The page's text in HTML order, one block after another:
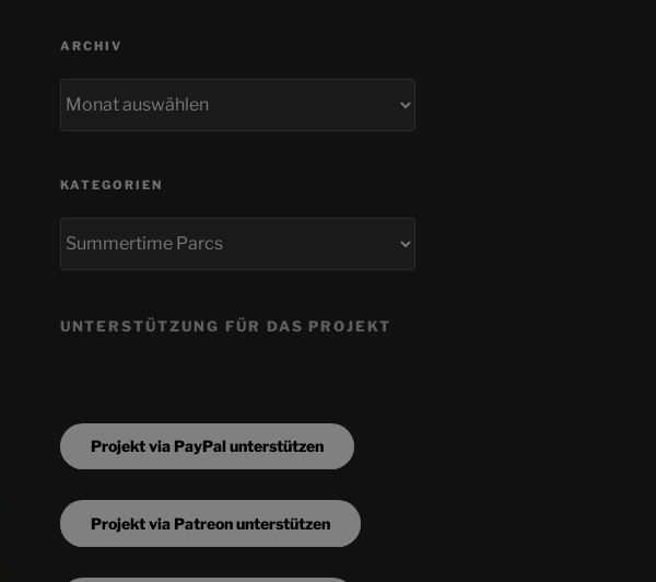
ARCHIV
KATEGORIEN
UNTERSTÜTZUNG FÜR DAS PROJEKT
Projekt via PayPal unterstützen
Projekt via Patreon unterstützen